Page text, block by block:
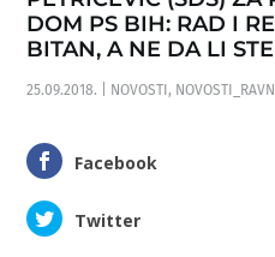
DOM PS BIH: RAD I
BITAN, A NE DA LI
25.09.2018. NOVOSTI,
Facebook
Twitter